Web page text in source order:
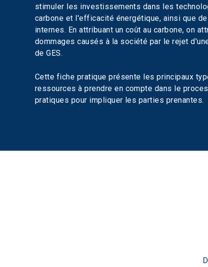
stimuler les investissements dans les
carbone et l'efficacité énergétique, ainsi que
internes. En attribuant un coût au carbone, on
dommages causés à la société par le rejet
de GES.
Cette fiche pratique présente les principaux
ressources à prendre en compte dans le
pratiques pour impliquer les parties prenantes.